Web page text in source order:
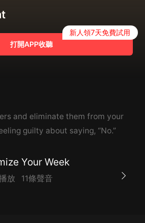
打開APP收聽
新人領7天免費試用
and eliminate them from your
guilty about saying, “No.”
Your Week
放 11條聲音